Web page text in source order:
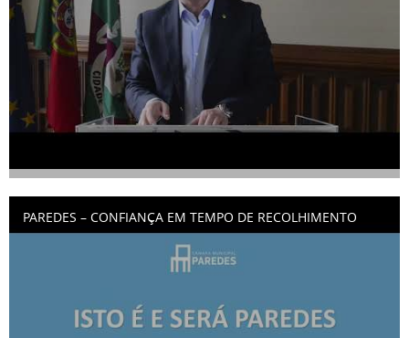
PAREDES – CONFIANÇA EM TEMPO DE RECOLHIMENTO